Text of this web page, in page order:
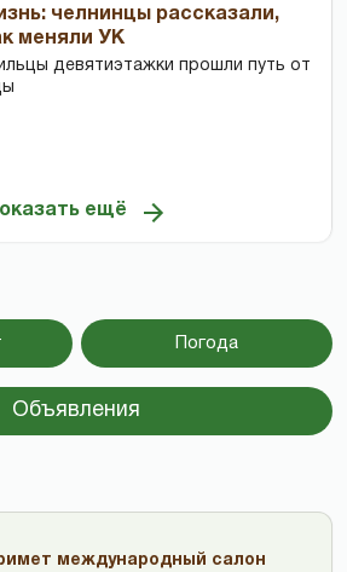
челнинцы рассказали,
меняли УК
девятиэтажки прошли путь от
ещё
Погода
Объявления
международный салон